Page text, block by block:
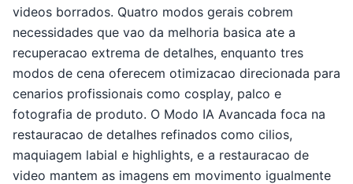
videos borrados. Quatro modos gerais cobrem
necessidades que vao da melhoria basica ate a
recuperacao extrema de detalhes, enquanto tres
modos de cena oferecem otimizacao direcionada para
cenarios profissionais como cosplay, palco e
fotografia de produto. O Modo IA Avancada foca na
restauracao de detalhes refinados como cilios,
maquiagem labial e highlights, e a restauracao de
video mantem as imagens em movimento igualmente